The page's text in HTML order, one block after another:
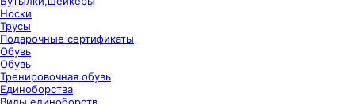
Носки
Трусы
Подарочные сертификаты
Обувь
Обувь
Тренировочная обувь
Единоборства